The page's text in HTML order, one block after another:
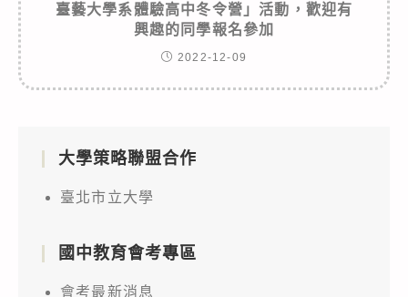
臺藝大學系體驗高中冬令營」活動，歡迎有
興趣的同學報名參加
2022-12-09
大學策略聯盟合作
臺北市立大學
國中教育會考專區
會考最新消息